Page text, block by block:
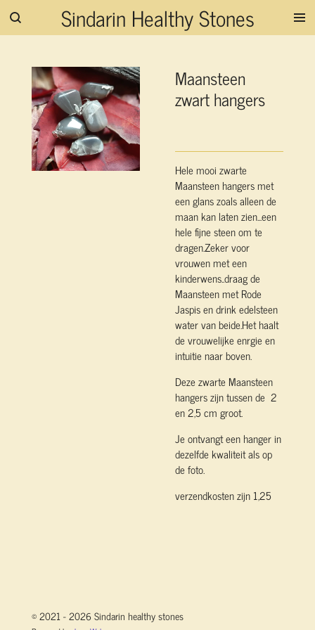
Ga
hoofdinhoud
Sindarin Healthy Stones
Maansteen
zwart hangers
Hele mooi zwarte
Maansteen hangers met
een glans zoals alleen de
maan kan laten zien...een
hele fijne steen om te
dragen.Zeker voor
vrouwen met een
kinderwens..draag de
Maansteen met Rode
Jaspis en drink edelsteen
water van beide.Het haalt
de vrouwelijke enrgie en
intuitie naar boven.
Deze zwarte Maansteen
hangers zijn tussen de 2
en 2,5 cm groot.
Je ontvangt een hanger in
dezelfde kwaliteit als op
de foto.
verzendkosten zijn 1,25
© 2021 - 2026 Sindarin healthy stones